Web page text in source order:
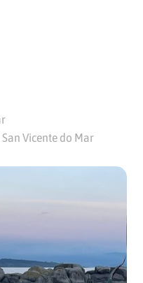
Vicente do Mar